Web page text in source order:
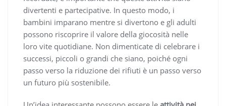
divertenti e partecipative. In questo modo, i
bambini imparano mentre si divertono e gli adulti
possono riscoprire il valore della giocosità nelle
loro vite quotidiane. Non dimenticate di celebrare i
successi, piccoli o grandi che siano, poiché ogni
passo verso la riduzione dei rifiuti è un passo verso
un futuro più sostenibile.